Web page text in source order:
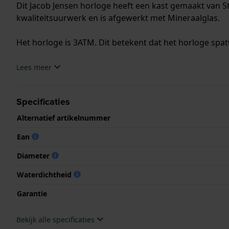
Dit Jacob Jensen horloge heeft een kast gemaakt van
kwaliteitsuurwerk en is afgewerkt met Mineraalglas.
Het horloge is 3ATM. Dit betekent dat het horloge
.Lees meer
Specificaties
Alternatief artikelnummer
Ean
Diameter
Waterdichtheid
Garantie
Bekijk alle specificaties